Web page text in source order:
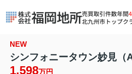
売買取引件数年間
北九州市トップク
NEW
シンフォニータウン妙見（
1,598万円